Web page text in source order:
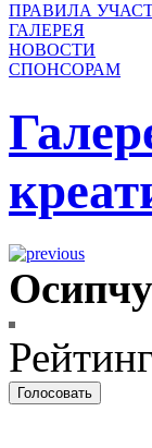
ПРАВИЛА
ГАЛЕРЕЯ
НОВОСТИ
СПОНСОРАМ